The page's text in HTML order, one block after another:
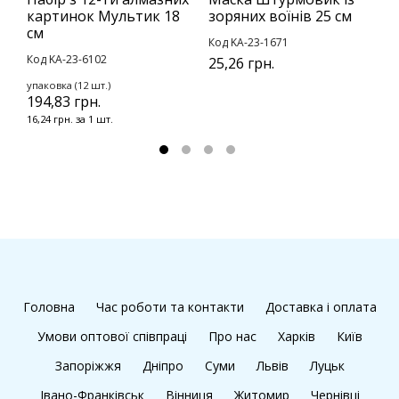
картинок Мультик 18
см
Код KA-23-6102
упаковка (12 шт.)
194,83 грн.
16,24 грн. за 1 шт.
зоряних воїнів 25 см
Код KA-23-1671
25,26 грн.
Головна Час роботи та контакти
Доставка і оплата
Умови оптової співпраці
Про нас Харків
Київ
Запоріжжя
Дніпро Суми Львів
Луцьк
Івано-Франківськ
Вінниця Житомир Чернівці